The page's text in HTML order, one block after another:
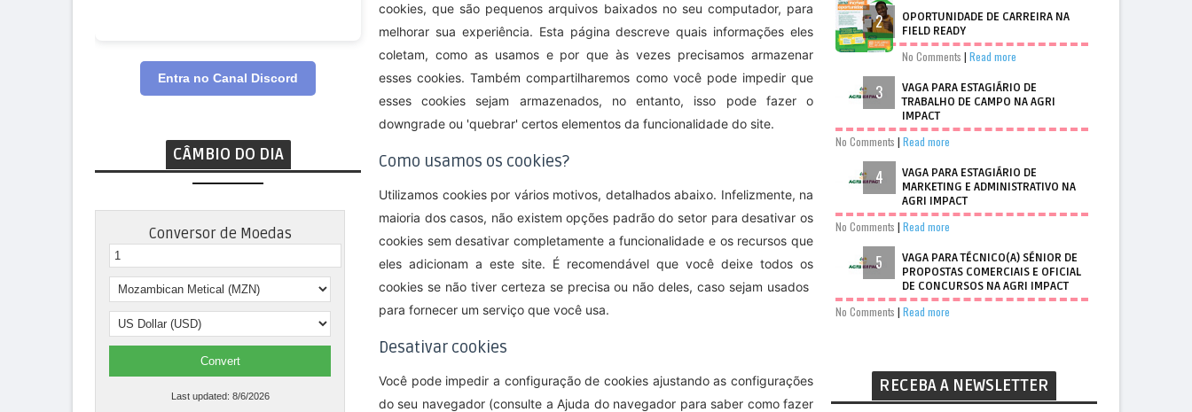
Entra no Canal Discord
CÂMBIO DO DIA
Conversor de Moedas
Convert
Last updated: 8/6/2026
cookies, que são pequenos arquivos baixados no seu computador, para
melhorar sua experiência. Esta página descreve quais informações eles
coletam, como as usamos e por que às vezes precisamos armazenar
esses cookies. Também compartilharemos como você pode impedir que
esses cookies sejam armazenados, no entanto, isso pode fazer o
downgrade ou 'quebrar' certos elementos da funcionalidade do site.
Como usamos os cookies?
Utilizamos cookies por vários motivos, detalhados abaixo. Infelizmente, na
maioria dos casos, não existem opções padrão do setor para desativar os
cookies sem desativar completamente a funcionalidade e os recursos que
eles adicionam a este site. É recomendável que você deixe todos os
cookies se não tiver certeza se precisa ou não deles, caso sejam usados ​​
para fornecer um serviço que você usa.
Desativar cookies
Você pode impedir a configuração de cookies ajustando as configurações
do seu navegador (consulte a Ajuda do navegador para saber como fazer
OPORTUNIDADE DE CARREIRA NA
FIELD READY
No Comments | Read more
VAGA PARA ESTAGIÁRIO DE
TRABALHO DE CAMPO NA AGRI
IMPACT
No Comments | Read more
VAGA PARA ESTAGIÁRIO DE
MARKETING E ADMINISTRATIVO NA
AGRI IMPACT
No Comments | Read more
VAGA PARA TÉCNICO(A) SÉNIOR DE
PROPOSTAS COMERCIAIS E OFICIAL
DE CONCURSOS NA AGRI IMPACT
No Comments | Read more
RECEBA A NEWSLETTER